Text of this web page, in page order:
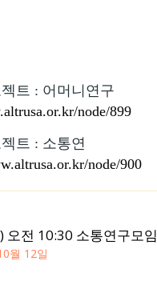
트 : 어머니연구
node/899
트 : 소통연
node/900
오전 10:30 소통연구모임
월 12일